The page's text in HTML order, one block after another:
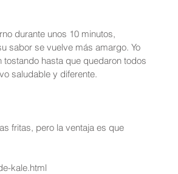
durante unos 10 minutos,
sabor se vuelve más amargo. Yo
hasta que quedaron todos
saludable y diferente.
fritas, pero la ventaja es que
kale.html